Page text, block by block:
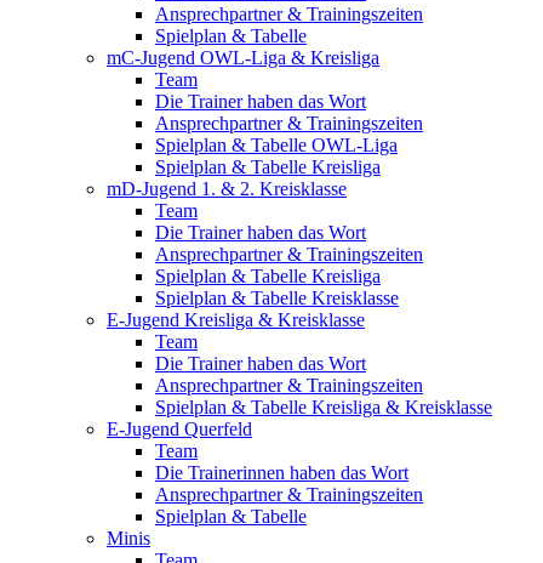
Ansprechpartner & Trainingszeiten
Spielplan & Tabelle
mC-Jugend OWL-Liga & Kreisliga
Team
Die Trainer haben das Wort
Ansprechpartner & Trainingszeiten
Spielplan & Tabelle OWL-Liga
Spielplan & Tabelle Kreisliga
mD-Jugend 1. & 2. Kreisklasse
Team
Die Trainer haben das Wort
Ansprechpartner & Trainingszeiten
Spielplan & Tabelle Kreisliga
Spielplan & Tabelle Kreisklasse
E-Jugend Kreisliga & Kreisklasse
Team
Die Trainer haben das Wort
Ansprechpartner & Trainingszeiten
Spielplan & Tabelle Kreisliga & Kreisklasse
E-Jugend Querfeld
Team
Die Trainerinnen haben das Wort
Ansprechpartner & Trainingszeiten
Spielplan & Tabelle
Minis